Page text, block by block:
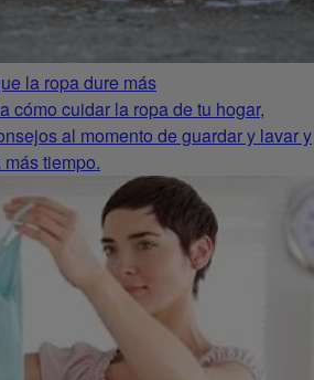
la ropa dure más
cómo cuidar la ropa de tu hogar,
al momento de guardar y lavar y
tiempo.